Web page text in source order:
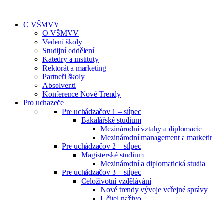
O VŠMVV
O VŠMVV
Vedení školy
Studijní oddělení
Katedry a instituty
Rektorát a marketing
Partneři školy
Absolventi
Konference Nové Trendy
Pro uchazeče
Pre uchádzačov 1 – stĺpec
Bakalářské studium
Mezinárodní vztahy a diplomacie
Mezinárodní management a
Pre uchádzačov 2 – stĺpec
Magisterské studium
Mezinárodní a diplomatická studia
Pre uchádzačov 3 – stĺpec
Celoživotní vzdělávání
Nové trendy vývoje veřejné správy
Učitel naživo